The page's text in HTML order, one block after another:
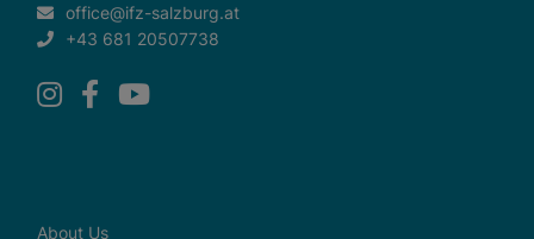
office@ifz-salzburg.at
+43 681 20507738
About Us